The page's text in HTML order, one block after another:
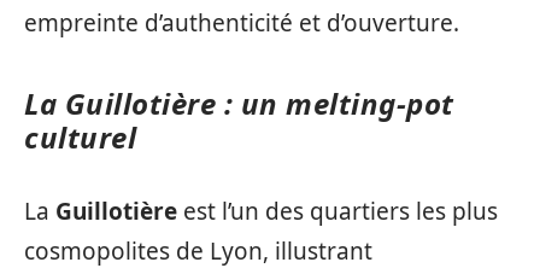
empreinte d’authenticité et d’ouverture.
La Guillotière : un melting-pot
culturel
La Guillotière est l’un des quartiers les plus
cosmopolites de Lyon, illustrant